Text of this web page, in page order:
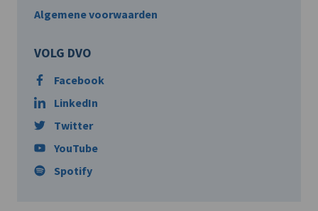
Algemene voorwaarden
VOLG DVO
Facebook
LinkedIn
Twitter
YouTube
Spotify